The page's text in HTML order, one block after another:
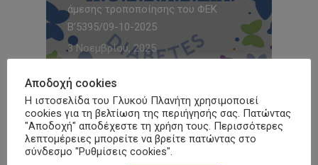
άμεσης τροποποίησης του ΦΕΚ
Β’5395/09-10-2025
3 Νοεμβρίου, 2025
3rd Diabetes Empowerment Forum
ΠΟΣΣΑΣΔΙΑ
31 Οκτωβρίου, 2025
Αποδοχή cookies
Η ιστοσελίδα του Γλυκού Πλανήτη χρησιμοποιεί
cookies για τη βελτίωση της περιήγησής σας. Πατώντας
"Αποδοχή" αποδέχεστε τη χρήση τους. Περισσότερες
λεπτομέρειες μπορείτε να βρείτε πατώντας στο
σύνδεσμο "Ρυθμίσεις cookies".